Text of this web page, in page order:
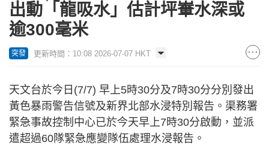
出動「龍吸水」估計坪輋水深或
逾300毫米
突發 更新時間：10:08 2026-07-07 HKT
天文台於今日(7/7) 早上5時30分及7時30分分別發出
黃色暴雨警告信號及新界北部水浸特別報告。渠務署
緊急事故控制中心已於今天早上7時30分啟動，並派
遣超過60隊緊急應變隊伍處理水浸報告。